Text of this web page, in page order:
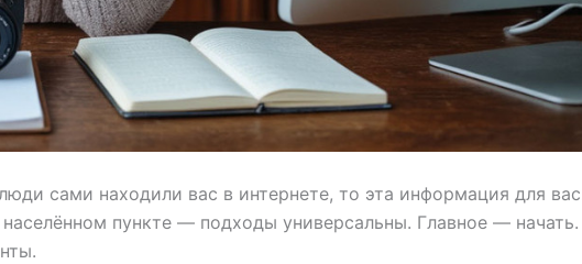
сами находили вас в интернете, то эта информация для
пункте — подходы универсальны. Главное — начать.